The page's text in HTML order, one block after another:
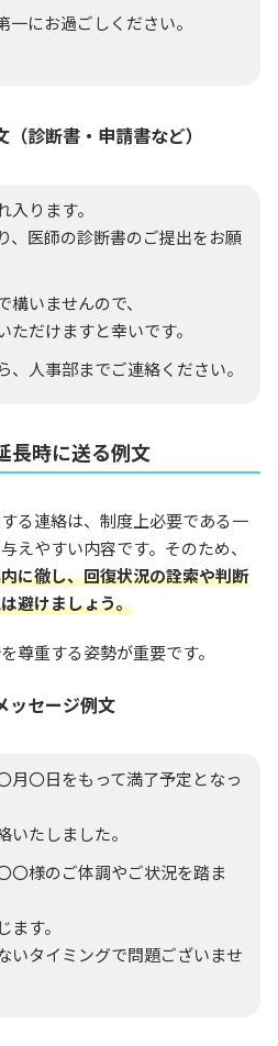
にお過ごしください。
診断書・申請書など）
ります。
、医師の診断書のご提出をお願
いませんので、
だけますと幸いです。
、人事部までご連絡ください。
長時に送る例文
る連絡は、制度上必要である一
えやすい内容です。そのため、
に徹し、回復状況の詮索や判断
避けましょう。
尊重する姿勢が重要です。
ッセージ例文
月〇日をもって満了予定となっ
たしました。
〇様のご体調やご状況を踏ま
す。
いタイミングで問題ございませ